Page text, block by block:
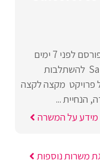
לפני 7 ימים
אנו מגייסים מנהל/ת פרוייקטיםSalesforce להשתלבות
פרויקט מקצה לקצה
הנחיית ...
מידע על המשרה
משרות נוספות